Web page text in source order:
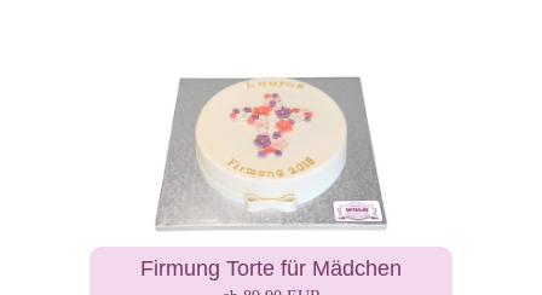
Firmung Torte für Mädchen